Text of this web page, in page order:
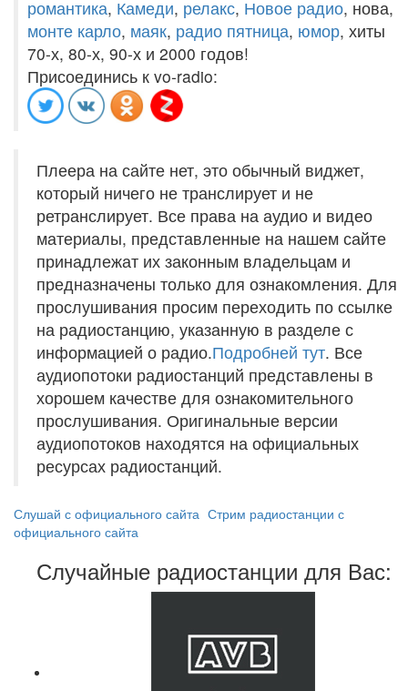
романтика, Камеди, релакс, Новое радио, нова,
монте карло, маяк, радио пятница, юмор, хиты
70-х, 80-х, 90-х и 2000 годов!
Присоединись к vo-radio:
Плеера на сайте нет, это обычный виджет,
который ничего не транслирует и не
ретранслирует. Все права на аудио и видео
материалы, представленные на нашем сайте
принадлежат их законным владельцам и
предназначены только для ознакомления. Для
прослушивания просим переходить по ссылке
на радиостанцию, указанную в разделе с
информацией о радио.Подробней тут. Все
аудиопотоки радиостанций представлены в
хорошем качестве для ознакомительного
прослушивания. Оригинальные версии
аудиопотоков находятся на официальных
ресурсах радиостанций.
Слушай с официального сайта Стрим радиостанции с
официального сайта
Случайные радиостанции для Вас: